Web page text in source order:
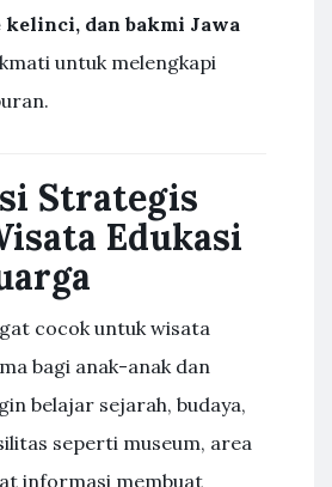
kelinci, dan bakmi Jawa
untuk melengkapi
Strategis
Edukasi
cocok untuk wisata
bagi anak-anak dan
belajar sejarah, budaya,
seperti museum, area
informasi membuat